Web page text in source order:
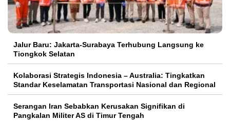
Jalur Baru: Jakarta-Surabaya Terhubung Langsung ke
Tiongkok Selatan
Kolaborasi Strategis Indonesia – Australia: Tingkatkan
Standar Keselamatan Transportasi Nasional dan Regional
Serangan Iran Sebabkan Kerusakan Signifikan di
Pangkalan Militer AS di Timur Tengah